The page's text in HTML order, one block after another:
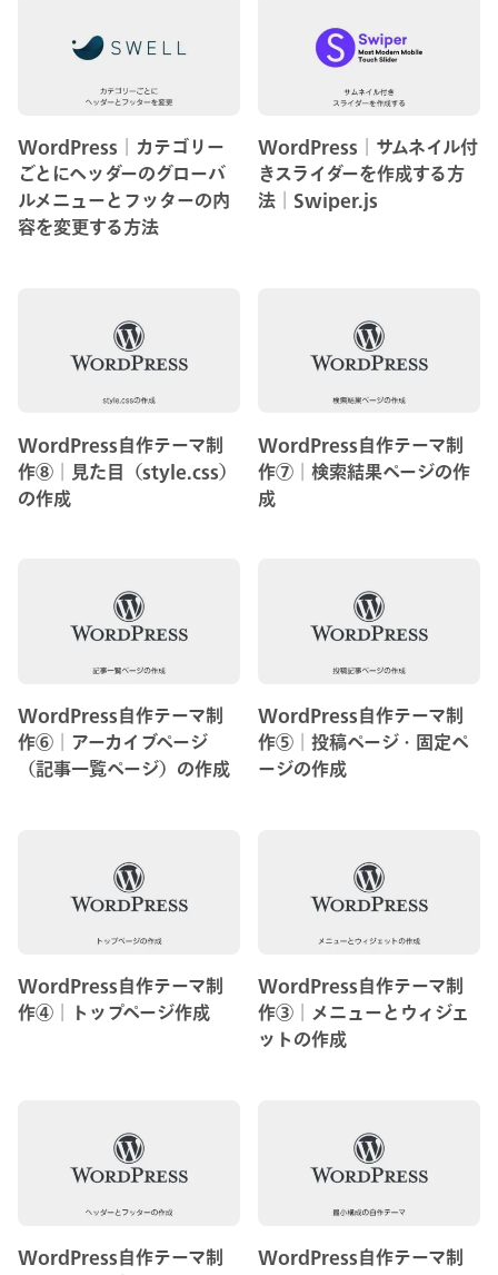
WordPress│カテゴリー
ごとにヘッダーのグローバ
ルメニューとフッターの内
容を変更する方法
WordPress│サムネイル付
きスライダーを作成する方
法│Swiper.js
WordPress自作テーマ制
作⑧│見た目（style.css）
の作成
WordPress自作テーマ制
作⑦│検索結果ページの作
成
WordPress自作テーマ制
作⑥│アーカイブページ
（記事一覧ページ）の作成
WordPress自作テーマ制
作⑤│投稿ページ・固定ペ
ージの作成
WordPress自作テーマ制
作④│トップページ作成
WordPress自作テーマ制
作③│メニューとウィジェ
ットの作成
WordPress自作テーマ制
WordPress自作テーマ制